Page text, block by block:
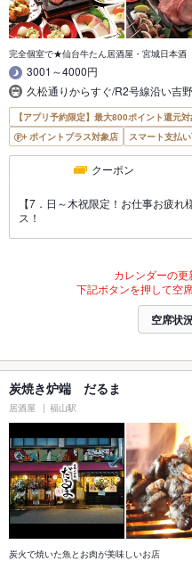
完全個室で★仙台牛たん居酒屋・宮城日本酒
3001～4000円
久松通りからすぐ/R2号線沿い吉
【アプリ予約限定】最大800ポイント還元
ポイントプラス対象店
スマート支払
クーポン
【7．日～木祝限定！お仕事お疲
ス！
カレンダーの更
下記ボタンを押して空
空席状
炭焼き炉端 だるま
居酒屋 福山駅
炭火で焼いた魚とお肉が美味しいお店